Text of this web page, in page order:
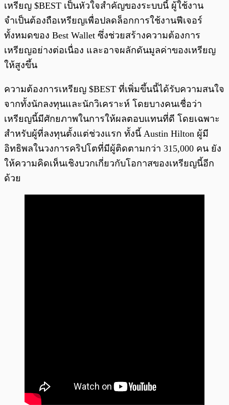
เหรียญ $BEST เป็นหัวใจสำคัญของระบบนี้ ผู้ใช้งาน
จำเป็นต้องถือเหรียญเพื่อปลดล็อกการใช้งานฟีเจอร์
ทั้งหมดของ Best Wallet ซึ่งช่วยสร้างความต้องการ
เหรียญอย่างต่อเนื่อง และอาจผลักดันมูลค่าของเหรียญ
ให้สูงขึ้น
ความต้องการเหรียญ $BEST ที่เพิ่มขึ้นนี้ได้รับความสนใจ
จากทั้งนักลงทุนและนักวิเคราะห์ โดยบางคนเชื่อว่า
เหรียญนี้มีศักยภาพในการให้ผลตอบแทนที่ดี โดยเฉพาะ
สำหรับผู้ที่ลงทุนตั้งแต่ช่วงแรก ทั้งนี้ Austin Hilton ผู้มี
อิทธิพลในวงการคริปโตที่มีผู้ติดตามกว่า 315,000 คน ยัง
ให้ความคิดเห็นเชิงบวกเกี่ยวกับโอกาสของเหรียญนี้อีก
ด้วย